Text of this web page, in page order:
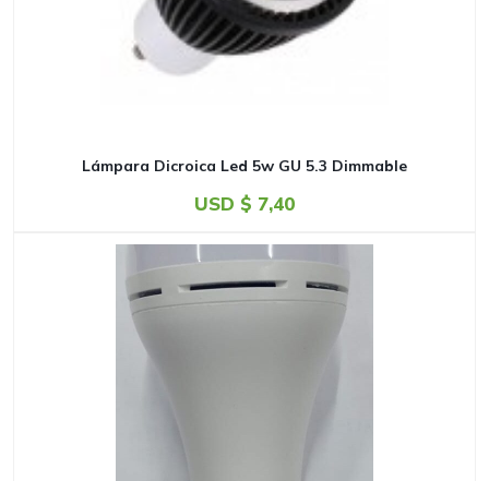
Lámpara Dicroica Led 5w GU 5.3 Dimmable
USD $ 7,40